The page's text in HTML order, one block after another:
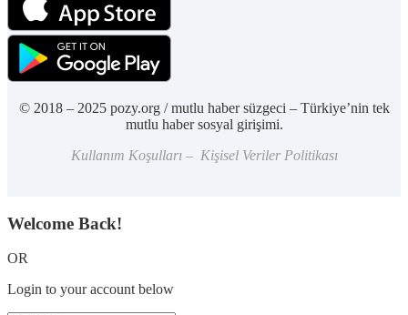
© 2018 – 2025 pozy.org / mutlu haber süzgeci – Türkiye’nin tek
mutlu haber sosyal girişimi.
Kullanım Koşulları – Kişisel Veriler Politikası
Welcome Back!
OR
Login to your account below